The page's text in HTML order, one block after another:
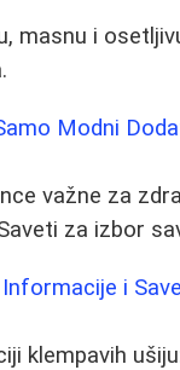
masnu i
Modni
važne za
za izbor
i
klempavih